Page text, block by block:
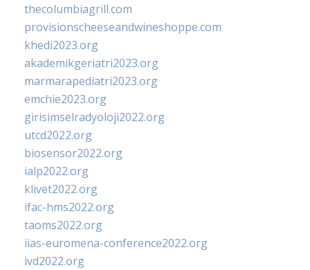
thecolumbiagrill.com
provisionscheeseandwineshoppe.com
khedi2023.org
akademikgeriatri2023.org
marmarapediatri2023.org
emchie2023.org
girisimselradyoloji2022.org
utcd2022.org
biosensor2022.org
ialp2022.org
klivet2022.org
ifac-hms2022.org
taoms2022.org
iias-euromena-conference2022.org
ivd2022.org